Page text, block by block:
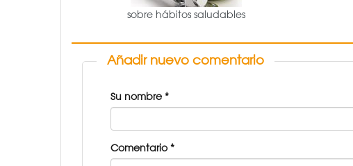
sobre hábitos saludables
Añadir nuevo comentario
Su nombre *
Comentario*